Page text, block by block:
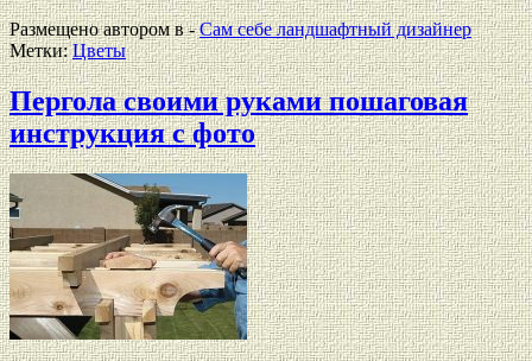
Размещено автором в -Сам себе ландшафтный дизайнер
Метки:Цветы
Пергола своими руками пошаговая
инструкция с фото